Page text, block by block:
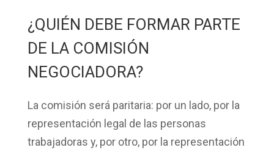
¿QUIÉN DEBE FORMAR PARTE
DE LA COMISIÓN
NEGOCIADORA?
La comisión será paritaria: por un lado, por la
representación legal de las personas
trabajadoras y, por otro, por la representación